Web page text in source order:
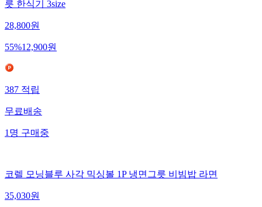
릇 한식기 3size
28,800원
55%12,900원
387적립
무료배송
1명구매중
코렐 모닝블루 사각 믹싱볼 1P 냉면그릇 비빔밥 라면
35,030원